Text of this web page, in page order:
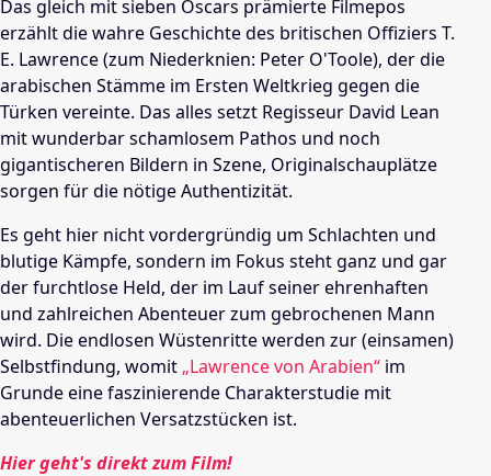
Das gleich mit sieben Oscars prämierte Filmepos
erzählt die wahre Geschichte des britischen Offiziers T.
E. Lawrence (zum Niederknien: Peter O'Toole), der die
arabischen Stämme im Ersten Weltkrieg gegen die
Türken vereinte. Das alles setzt Regisseur David Lean
mit wunderbar schamlosem Pathos und noch
gigantischeren Bildern in Szene, Originalschauplätze
sorgen für die nötige Authentizität.
Es geht hier nicht vordergründig um Schlachten und
blutige Kämpfe, sondern im Fokus steht ganz und gar
der furchtlose Held, der im Lauf seiner ehrenhaften
und zahlreichen Abenteuer zum gebrochenen Mann
wird. Die endlosen Wüstenritte werden zur (einsamen)
Selbstfindung, womit „Lawrence von Arabien“ im
Grunde eine faszinierende Charakterstudie mit
abenteuerlichen Versatzstücken ist.
Hier geht's direkt zum Film!